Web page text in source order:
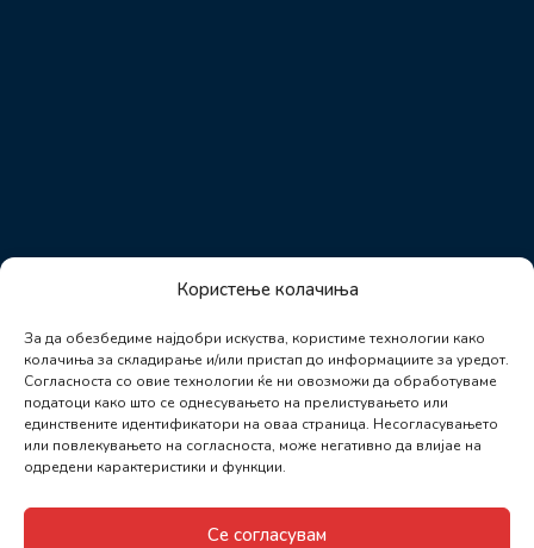
Користење колачиња
За да обезбедиме најдобри искуства, користиме технологии како
колачиња за складирање и/или пристап до информациите за уредот.
Согласноста со овие технологии ќе ни овозможи да обработуваме
податоци како што се однесувањето на прелистувањето или
единствените идентификатори на оваа страница. Несогласувањето
или повлекувањето на согласноста, може негативно да влијае на
одредени карактеристики и функции.
Се согласувам